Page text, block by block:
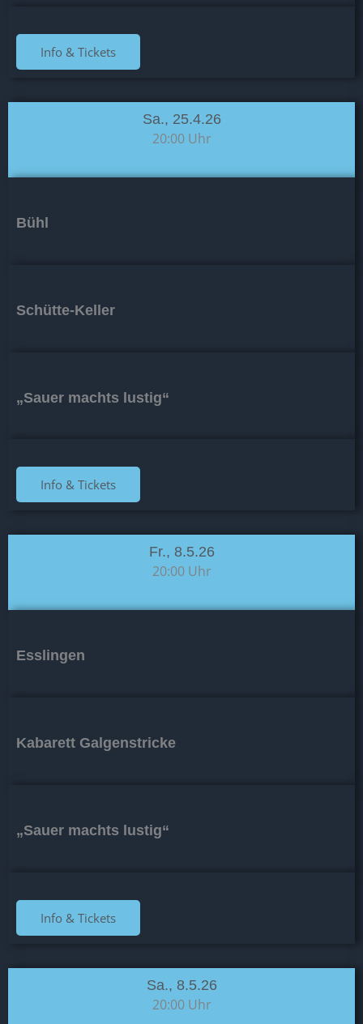
Info & Tickets
Sa., 25.4.26
20:00 Uhr
Bühl
Schütte-Keller
„Sauer machts lustig“
Info & Tickets
Fr., 8.5.26
20:00 Uhr
Esslingen
Kabarett Galgenstricke
„Sauer machts lustig“
Info & Tickets
Sa., 8.5.26
20:00 Uhr